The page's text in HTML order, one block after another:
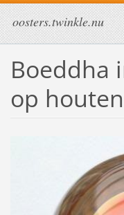
oosters.twinkle.nu
Boeddha
op